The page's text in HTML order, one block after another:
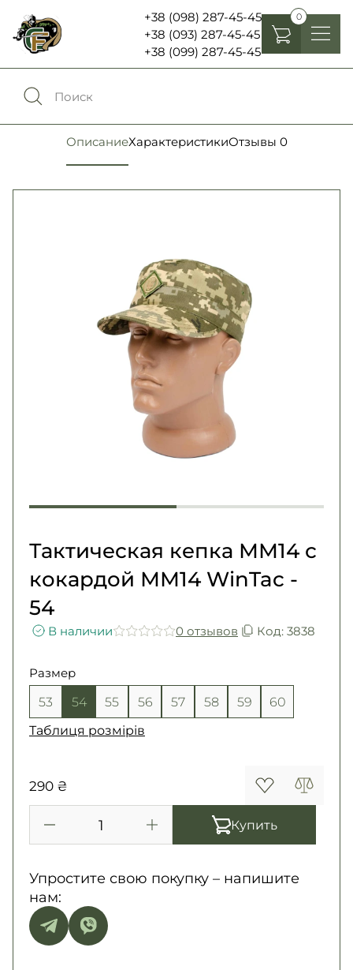
+38 (098) 287-45-45
+38 (093) 287-45-45
+38 (099) 287-45-45
0
Сравнение0
Избранное0
UA
Возврат и обмен
Обувь
Шевроны, патчи , нашивки
Second Hand NATO
ОписаниеХарактеристикиОтзывы 0
Тактическая кепка ММ14 с
кокардой ММ14 WinTac -
54
В наличии 0 отзывов Код: 3838
Размер
53 54 55 56 57 58 59
60
Таблиця розмірів
290 ₴
Купить
Упростите свою покупку – напишите
нам: